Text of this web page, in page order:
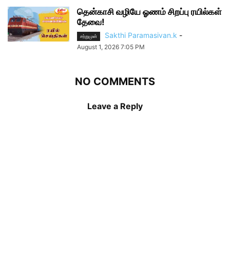
தென்காசி வழியே ஓணம் சிறப்பு ரயில்கள்
தேவை!
சற்றுமுன் Sakthi Paramasivan.k -
August 1, 2026 7:05 PM
NO COMMENTS
Leave a Reply